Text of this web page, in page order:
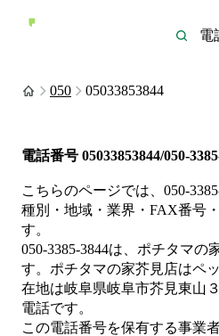
050 05033853844
電話番号 05033853844/050-
こちらのページでは、 050-
種別・地域・業界・FAX番号
す。
050-3385-3844は、 ポチタマの
す。 ポチタマの家芥見店はペ
在地は岐阜県岐阜市芥見東山
電話です。
この電話番号を保有する事業